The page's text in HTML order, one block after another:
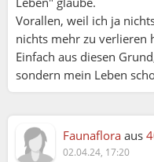
Vorallen, weil ich ja
nichts mehr zu verlieren
Einfach aus diesen
sondern mein Leben
Faunaflora aus
02.04.24, 17:20